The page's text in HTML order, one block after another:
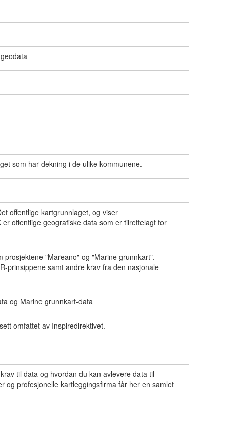
som har dekning i de ulike kommunene.
offentlige kartgrunnlaget, og viser
offentlige geografiske data som er tilrettelagt for
prosjektene "Mareano" og "Marine grunnkart".
prinsippene samt andre krav fra den nasjonale
og Marine grunnkart-data
omfattet av Inspiredirektivet.
til data og hvordan du kan avlevere data til
og profesjonelle kartleggingsfirma får her en samlet